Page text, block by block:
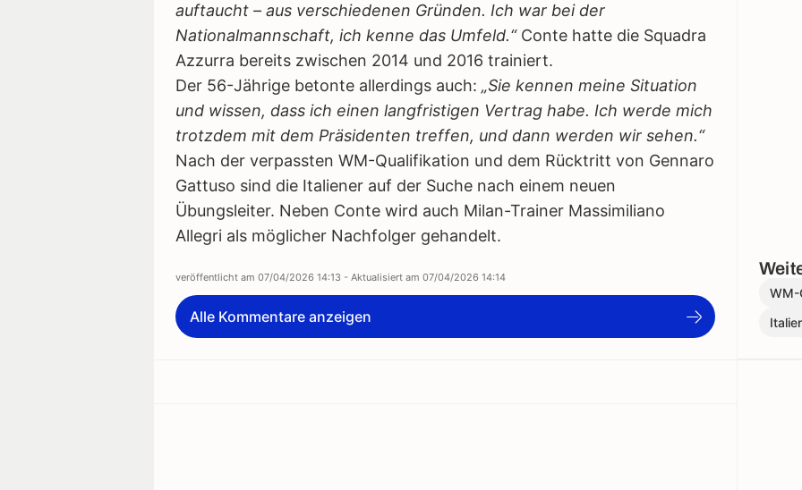
auftaucht – aus verschiedenen Gründen. Ich war bei der
Nationalmannschaft, ich kenne das Umfeld.“Conte hatte die Squadra
Azzurra bereits zwischen 2014 und 2016 trainiert.
Der 56-Jährige betonte allerdings auch: „Sie kennen meine Situation
und wissen, dass ich einen langfristigen Vertrag habe. Ich werde mich
trotzdem mit dem Präsidenten treffen, und dann werden wir sehen.“
Nach der verpassten WM-Qualifikation und dem Rücktritt von Gennaro
Gattuso sind die Italiener auf der Suche nach einem neuen
Übungsleiter. Neben Conte wird auch Milan-Trainer Massimiliano
Allegri als möglicher Nachfolger gehandelt.
veröffentlicht am 07/04/2026 14:13 - Aktualisiert am 07/04/2026 14:14
Alle Kommentare anzeigen
WM-